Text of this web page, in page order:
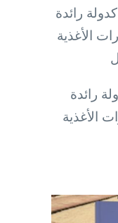
رائدة
الأغذية